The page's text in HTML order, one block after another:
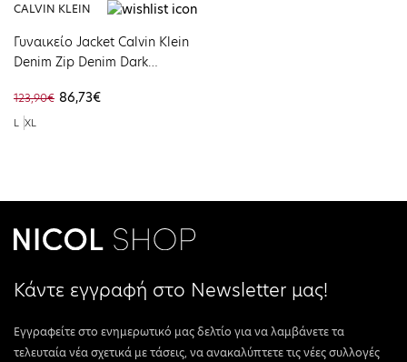
CALVIN KLEIN
Γυναικείο Jacket Calvin Klein
Denim Zip Denim Dark
123,90€ 86,73€
L XL
Κάντε εγγραφή στο Newsletter μας!
Εγγραφείτε στο ενημερωτικό μας δελτίο για να λαμβάνετε τα
τελευταία νέα σχετικά με τάσεις, να ανακαλύπτετε τις νέες συλλογές